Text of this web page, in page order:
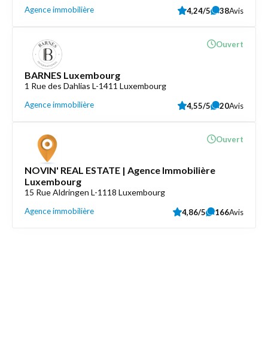
Agence immobilière 4,24/5 38Avis
BARNES Luxembourg
1 Rue des Dahlias L-1411 Luxembourg
Agence immobilière
Ouvert
4,55/5 20Avis
NOVIN' REAL ESTATE | Agence Immobilière
Luxembourg
15 Rue Aldringen L-1118 Luxembourg
Agence immobilière
Ouvert
4,86/5 166Avis